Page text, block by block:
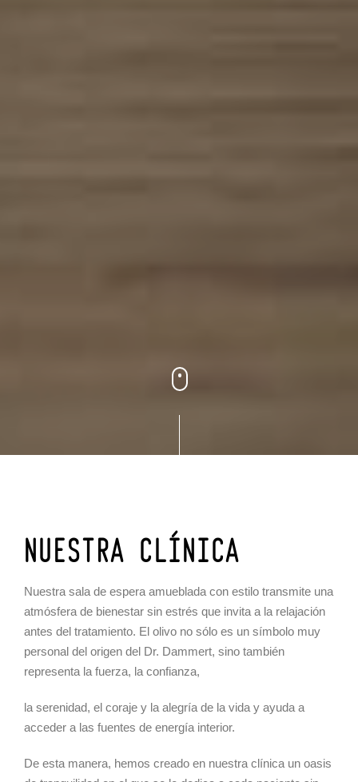
NUESTRA CLÍNICA
Nuestra sala de espera amueblada con estilo transmite una
atmósfera de bienestar sin estrés que invita a la relajación
antes del tratamiento. El olivo no sólo es un símbolo muy
personal del origen del Dr. Dammert, sino también
representa la fuerza, la confianza,
la serenidad, el coraje y la alegría de la vida y ayuda a
acceder a las fuentes de energía interior.
De esta manera, hemos creado en nuestra clínica un oasis